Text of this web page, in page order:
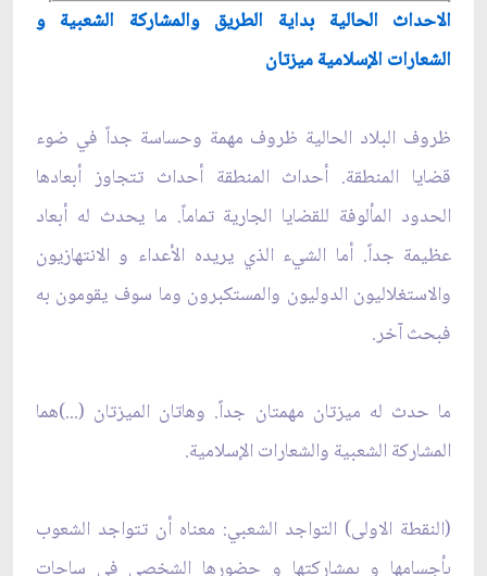
الاحداث الحالية بداية الطريق والمشاركة الشعبية و
الشعارات الإسلامية ميزتان
ظروف البلاد الحالية ظروف مهمة وحساسة جداً في ضوء
قضايا المنطقة. أحداث المنطقة أحداث تتجاوز أبعادها
الحدود المألوفة للقضايا الجارية تماماً. ما يحدث له أبعاد
عظيمة‌ جداً. أما الشيء الذي يريده الأعداء و الانتهازيون
والاستغلاليون الدوليون والمستكبرون وما سوف يقومون به
فبحث آخر.
ما حدث له ميزتان مهمتان جداً. وهاتان الميزتان (...)هما
المشاركة الشعبية والشعارات الإسلامية.
(النقطة الاولى) التواجد الشعبي: معناه أن تتواجد الشعوب
بأجسامها و بمشاركتها و حضورها الشخصي في ساحات